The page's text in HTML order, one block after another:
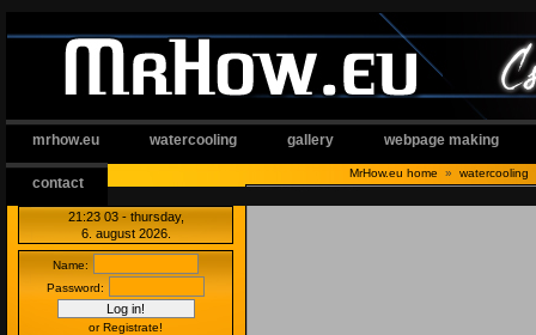
mrhow.eu watercooling gallery webpage making
contact
MrHow.eu home » watercooling
21:23:04 - thursday,
6. august 2026.
Name:
Password:
or Registrate!